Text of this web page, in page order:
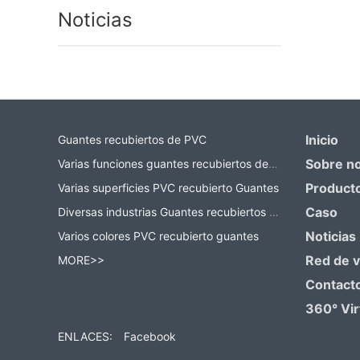
Noticias
Guantes recubiertos de PVC
Varias funciones guantes recubiertos de PVC
Varias superficies PVC recubierto Guantes
Diversas industrias Guantes recubiertos de PVC
Varios colores PVC recubierto guantes
MORE>>
Inicio
Sobre
Caso
Noticias
Red de
360°
ENLACES: Facebook